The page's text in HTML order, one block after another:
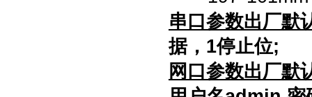
串口 参数出厂默
据，1停止位;
网口 参数出厂默